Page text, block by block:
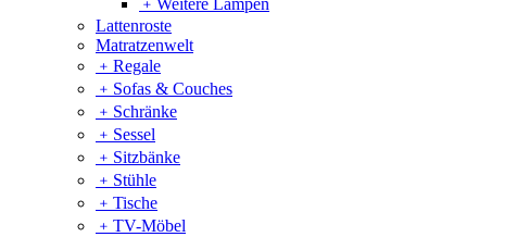
Lattenroste
Matratzenwelt
﹢ Regale
﹢ Sofas & Couches
﹢ Schränke
﹢ Sessel
﹢ Sitzbänke
﹢ Stühle
﹢ Tische
﹢ TV-Möbel